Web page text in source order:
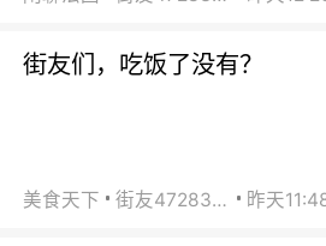
街友们，吃饭了没有？
美食天下 街友472838572 昨天